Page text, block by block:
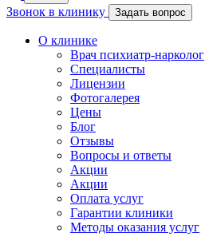
Звонок в клинику Задать вопрос
О клинике
Врач психиатр-нарколог
Специалисты
Лицензии
Фотогалерея
Цены
Блог
Отзывы
Вопросы и ответы
Акции
Акции
Оплата услуг
Гарантии клиники
Методы оказания услуг